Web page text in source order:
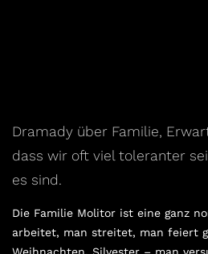
Dramady über Familie,
dass wir oft viel toleranter
es sind.
Die Familie Molitor ist eine ganz
arbeitet, man streitet, man feiert